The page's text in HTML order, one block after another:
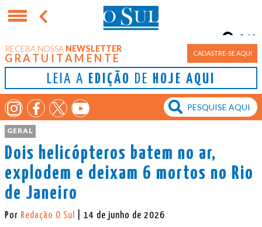
RECEBA NOSSA NEWSLETTER
GRATUITAMENTE CADASTRE-SE AQUI
LEIA A EDIÇÃO DE HOJE AQUI
Porto Alegre
21°
GERAL
Dois helicópteros batem no ar,
explodem e deixam 6 mortos no Rio
de Janeiro
Por Redação O Sul | 14 de junho de 2026